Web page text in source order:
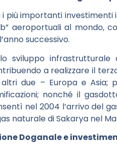
i più importanti
aeroportuali al mondo,
successivo.
sviluppo
a realizzare il
due – Europa e Asia;
nonché il
nel 2004 l’arrivo del
naturale di Sakarya nel
Doganale e